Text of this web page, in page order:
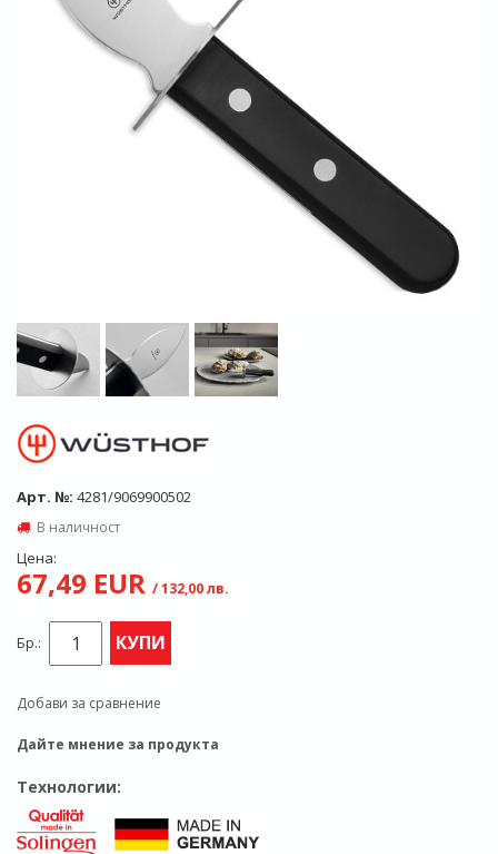
Арт. №: 4281/9069900502
В наличност
Цена:
67,49 EUR / 132,00 лв.
Бр.: КУПИ
Добави за сравнение
Дайте мнение за продукта
Технологии: